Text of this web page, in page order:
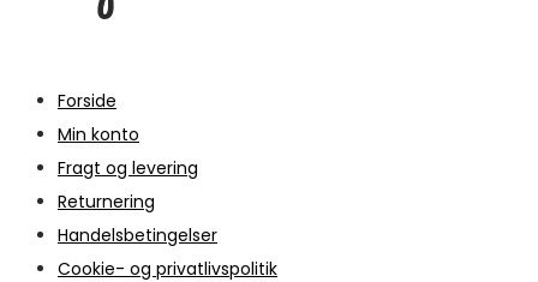
Forside
Min konto
Fragt og levering
Returnering
Handelsbetingelser
Cookie- og privatlivspolitik